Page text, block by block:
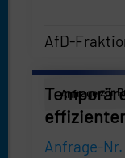
AfD-
AfD-
Anfrage zur
Anfrage-Nr.